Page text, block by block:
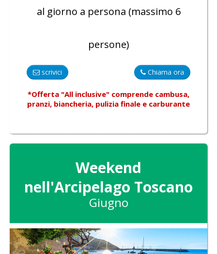
al giorno a persona (massimo 6
persone)
Chiama ora
scrivici
*Offerta "All inclusive" comprende cambusa,
pranzi, biancheria, pulizia finale e carburante
Weekend
nell'Arcipelago Toscano
Giugno